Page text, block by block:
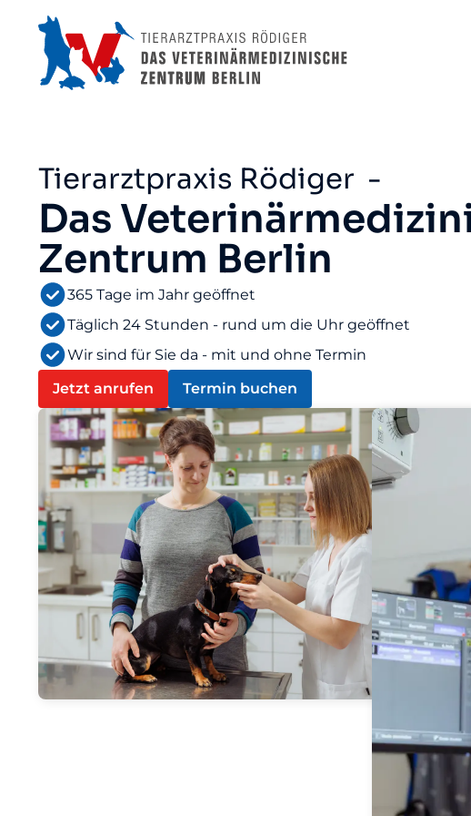
Tierarztpraxis Rödiger -
Das
Zentrum Berlin
365 Tage im Jahr geöffnet
Täglich 24 Stunden - rund um die Uhr geöffnet
Wir sind für Sie da - mit und ohne Termin
Jetzt anrufen
Termin buchen